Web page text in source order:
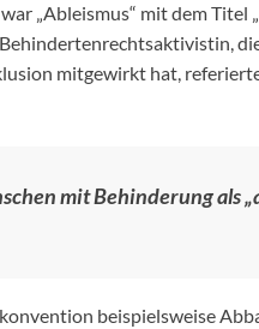
„Ableismus“ mit dem Titel
mitgewirkt hat,
mit Behinderung als
beispielsweise